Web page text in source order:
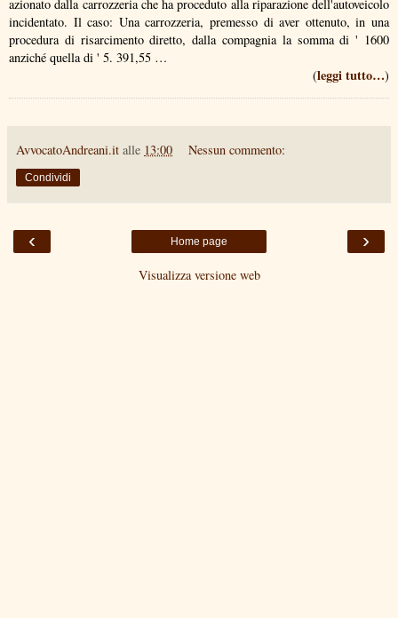
azionato dalla carrozzeria che ha proceduto alla riparazione dell'autoveicolo
incidentato. Il caso: Una carrozzeria, premesso di aver ottenuto, in una
procedura di risarcimento diretto, dalla compagnia la somma di ' 1600
anziché quella di ' 5. 391,55 …
(leggi tutto…)
AvvocatoAndreani.it alle 13:00 Nessun commento:
Condividi
‹ ›
Home page
Visualizza versione web